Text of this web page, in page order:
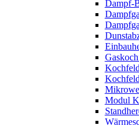
Dampf-
Kochfeld
Modul